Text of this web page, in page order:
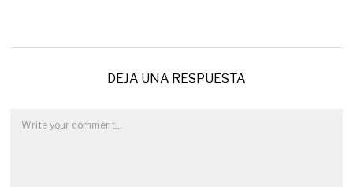
DEJA UNA RESPUESTA